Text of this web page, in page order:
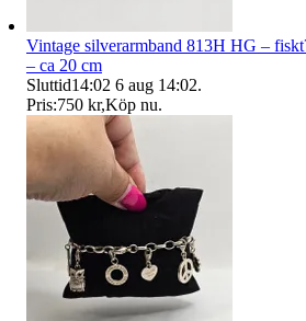
Vintage silverarmband 813H HG –
– ca 20 cm
Sluttid14:02 6 aug 14:02.
Pris:750 kr,Köp nu.